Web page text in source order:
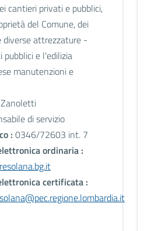
cantieri privati e pubblici,
del Comune, dei
diverse attrezzature -
pubblici e l'edilizia
manutenzioni e
di servizio
: 0346/72603 int. 7
ordinaria :
certificata :